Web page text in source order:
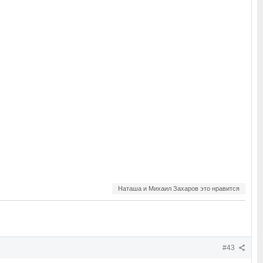
Наташа и Михаил Захаров это нравится
#43